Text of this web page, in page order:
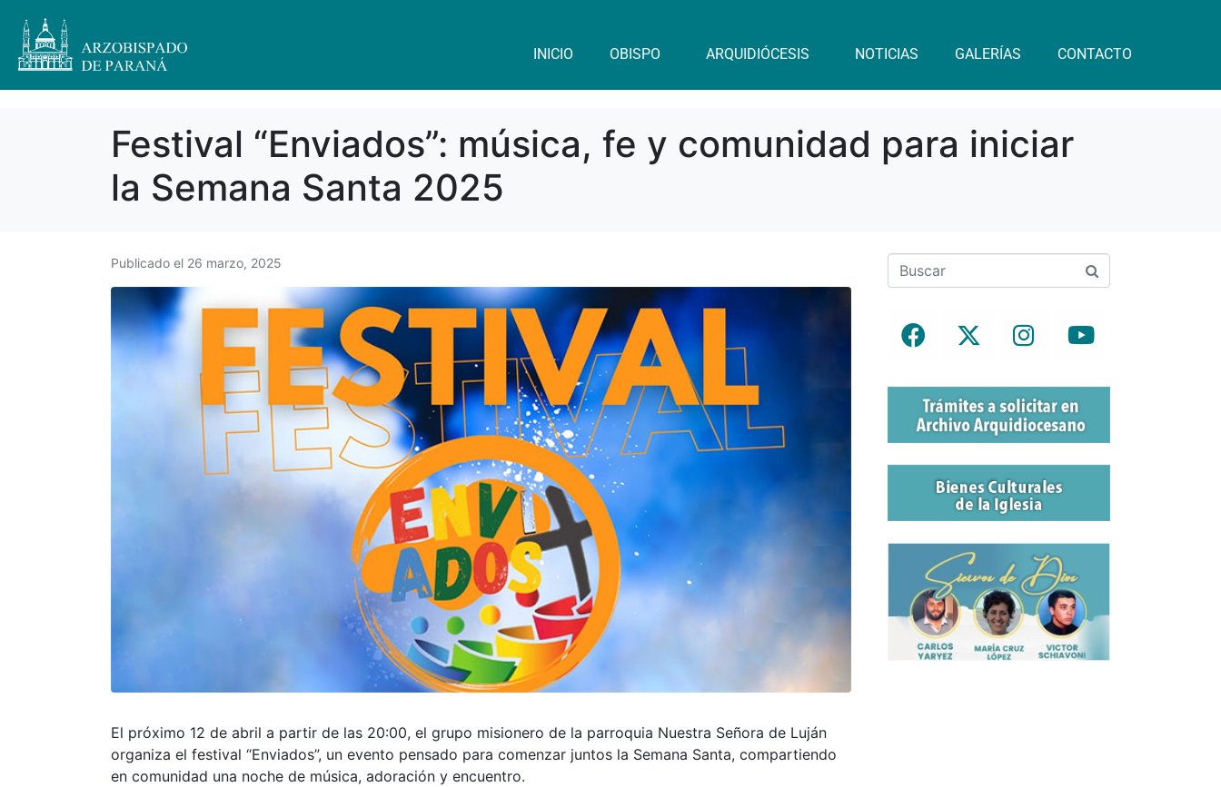
INICIO OBISPO ARQUIDIÓCESIS NOTICIAS GALERÍAS CONTACTO
Festival “Enviados”: música, fe y comunidad para iniciar
la Semana Santa 2025
Publicado el 26 marzo, 2025
El próximo 12 de abril a partir de las 20:00, el grupo misionero de la parroquia Nuestra Señora de Luján
organiza el festival “Enviados”, un evento pensado para comenzar juntos la Semana Santa, compartiendo
en comunidad una noche de música, adoración y encuentro.